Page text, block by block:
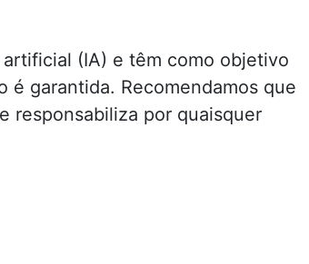
(IA) e têm como objetivo
é garantida. Recomendamos que
responsabiliza por quaisquer